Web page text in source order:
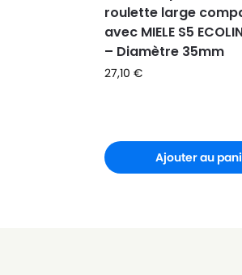
MIELE
MIELE ACTIVE
MIELE ACTIVE
MIELE
MIELE
MIELE AIR
roulette large
avec MIELE S5
– Diamètre 35mm
27,10 €
Ajouter au